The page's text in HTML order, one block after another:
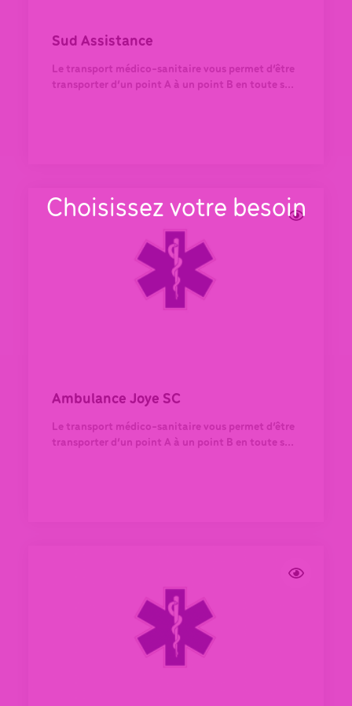
Sud Assistance
Le transport médico-sanitaire vous permet d’être
transporter d’un point A à un point B en toute s...
Ambulance Joye SC
Le transport médico-sanitaire vous permet d’être
transporter d’un point A à un point B en toute s...
Choisissez votre besoin